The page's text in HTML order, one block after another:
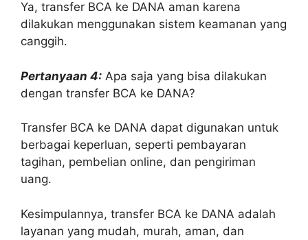
Ya, transfer BCA ke DANA aman karena
dilakukan menggunakan sistem keamanan yang
canggih.
Pertanyaan 4: Apa saja yang bisa dilakukan
dengan transfer BCA ke DANA?
Transfer BCA ke DANA dapat digunakan untuk
berbagai keperluan, seperti pembayaran
tagihan, pembelian online, dan pengiriman
uang.
Kesimpulannya, transfer BCA ke DANA adalah
layanan yang mudah, murah, aman, dan